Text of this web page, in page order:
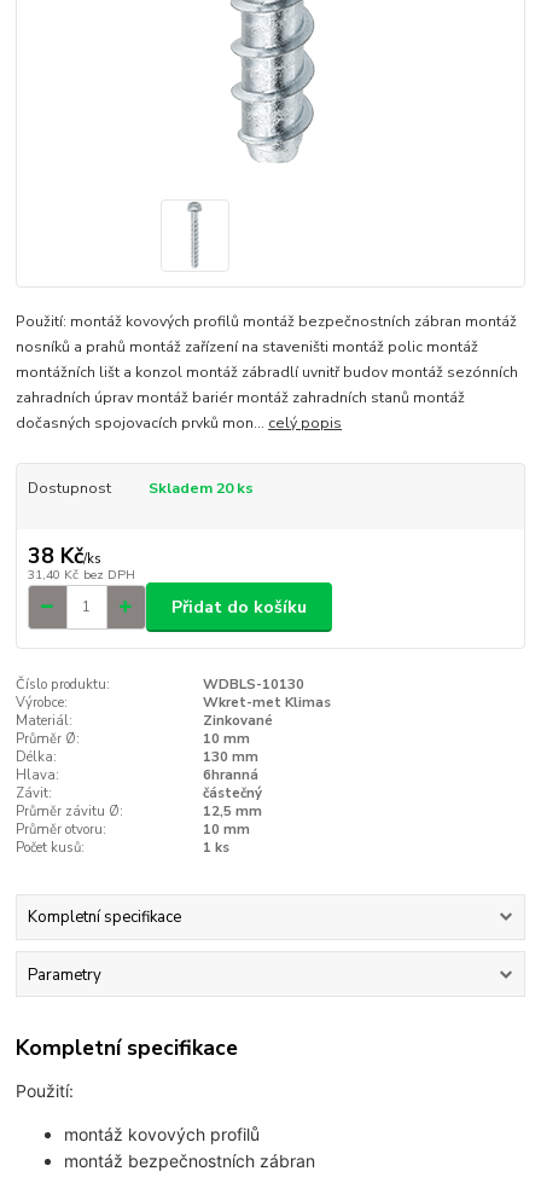
Použití: montáž kovových profilů montáž bezpečnostních zábran montáž
nosníků a prahů montáž zařízení na staveništi montáž polic montáž
montážních lišt a konzol montáž zábradlí uvnitř budov montáž sezónních
zahradních úprav montáž bariér montáž zahradních stanů montáž
dočasných spojovacích prvků mon... celý popis
Dostupnost Skladem 20 ks
38 Kč/ks
31,40 Kč bez DPH
Přidat do košíku
Číslo produktu:
WDBLS-10130
Výrobce:
Wkret-met Klimas
Materiál:
Zinkované
Průměr Ø:
10 mm
Délka:
130 mm
Hlava:
6hranná
Závit:
částečný
Průměr závitu Ø:
12,5 mm
Průměr otvoru:
10 mm
Počet kusů:
1 ks
Kompletní specifikace
Parametry
Kompletní specifikace
Použití:
montáž kovových profilů
montáž bezpečnostních zábran